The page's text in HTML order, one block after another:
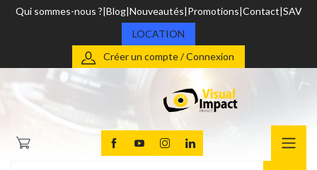
Qui sommes-nous ? Blog Nouveautés Promotions Contact SAV
LOCATION
Créer un compte / Connexion